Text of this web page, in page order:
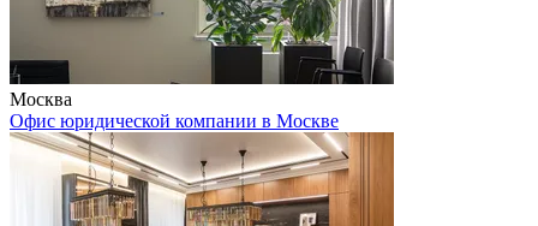
Москва
Офис юридической компании в Москве